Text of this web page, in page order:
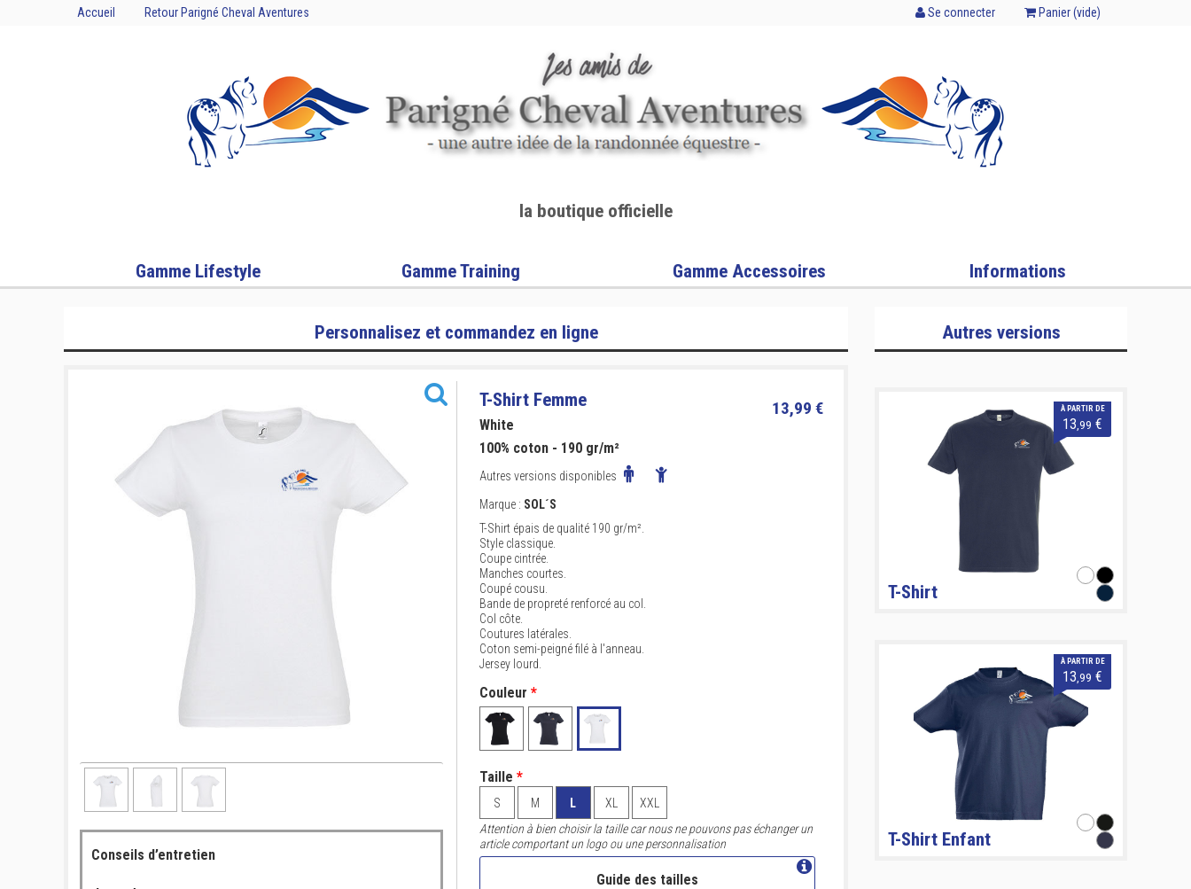
Accueil Retour Parigné Cheval Aventures Se connecter Panier (vide)
la boutique officielle
Gamme Lifestyle Gamme Training Gamme Accessoires Informations
Personnalisez et commandez en ligne
Conseils d’entretien
T-Shirt Femme 13,99 €
White
100% coton - 190 gr/m²
Autres versions disponibles
Marque : SOL´S
T-Shirt épais de qualité 190 gr/m².
Style classique.
Coupe cintrée.
Manches courtes.
Coupé cousu.
Bande de propreté renforcé au col.
Col côte.
Coutures latérales.
Coton semi-peigné filé à l'anneau.
Jersey lourd.
Couleur *
Taille *
S M L XL
XXL
Attention à bien choisir la taille car nous ne pouvons pas échanger un
article comportant un logo ou une personnalisation
Guide des tailles
Autres versions
À PARTIR DE
13 ,99 €
T-Shirt
À PARTIR DE
13 ,99 €
T-Shirt Enfant